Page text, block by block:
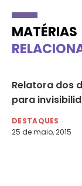
MATÉRIAS
Relatora dos
para
DESTAQUES
25 de maio, 2015